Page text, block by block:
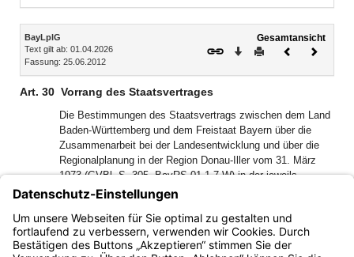
Inhalt
BayLplG
Text gilt ab: 01.04.2026
Fassung: 25.06.2012
Gesamtansicht
Download
DruckenVorheriges
Art. 30 Vorrang des Staatsvertrages
Die Bestimmungen des Staatsvertrags zwischen dem Land
Baden-Württemberg und dem Freistaat Bayern über die
Zusammenarbeit bei der Landesentwicklung und über die
Regionalplanung in der Region Donau-Iller vom 31. März
1973 (GVBl. S. 305, BayRS 01-1-7-W) in der jeweils
geltenden Fassung haben Vorrang vor den Regelungen
dieses Gesetzes, soweit die Bestimmungen des
Staatsvertrags von den Regelungen dieses Gesetzes
abweichen.